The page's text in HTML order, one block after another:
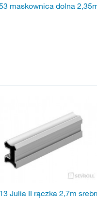
maskownica dolna
Julia II rączka 2,7m